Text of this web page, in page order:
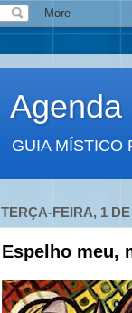
Agenda
GUIA MÍSTICO
TERÇA-FEIRA, 1
Espelho meu,